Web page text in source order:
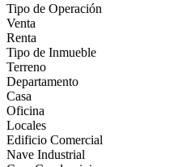
Tipo de Operación
Venta
Renta
Tipo de Inmueble
Terreno
Departamento
Casa
Oficina
Locales
Edificio Comercial
Nave Industrial